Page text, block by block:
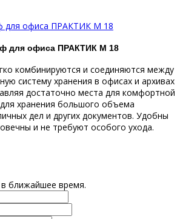
для офиса ПРАКТИК М 18
для офиса ПРАКТИК М 18
комбинируются и соединяются между
систему хранения в офисах и архивах
достаточно места для комфортной
хранения большого объема
дел и других документов. Удобны
и не требуют особого ухода.
ближайшее время.